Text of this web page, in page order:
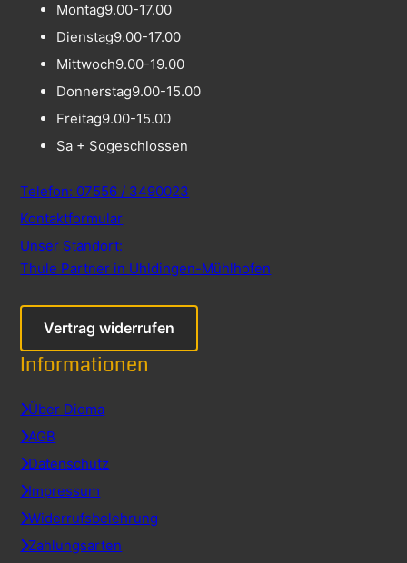
Montag9.00-17.00
Dienstag9.00-17.00
Mittwoch9.00-19.00
Donnerstag9.00-15.00
Freitag9.00-15.00
Sa + Sogeschlossen
Telefon: 07556 / 3490023
Kontaktformular
Unser Standort:
Thule Partner in Uhldingen-Mühlhofen
Vertrag widerrufen
Informationen
Über Dioma
AGB
Datenschutz
Impressum
Widerrufsbelehrung
Zahlungsarten